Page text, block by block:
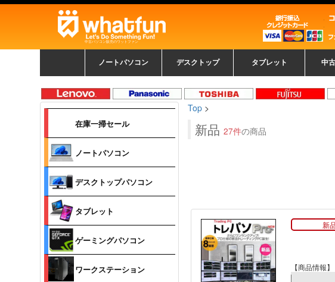
中古パソコン販売のワットファン
ノートパソコン
覧
パソコン
ッカード
デスクトップ
中古デスクトップ一覧
新品デスクトップ一
ゲーミングパソコン
トレーディングパソ
ッカード
タブレット 中
Top >
新品 27件の商品
新
【商品情報】
在庫一掃セール
ノートパソコン
デスクトップパソコン
タブレット
ゲーミングパソコン
ワークステーション